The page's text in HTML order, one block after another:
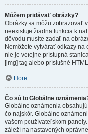
Môžem pridávať obrázky?
Obrázky sa môžu zobrazovať
neexistuje žiadna funkcia k
dôvodu musíte zadať na
Nemôžete vytvárať odkazy na
nie je verejne prístupná
[img] tag alebo príslušné
Hore
Čo sú to Globálne
Globálne oznámenia
čo najskôr. Globálne
vašom používateľskom
záleží na nastavených